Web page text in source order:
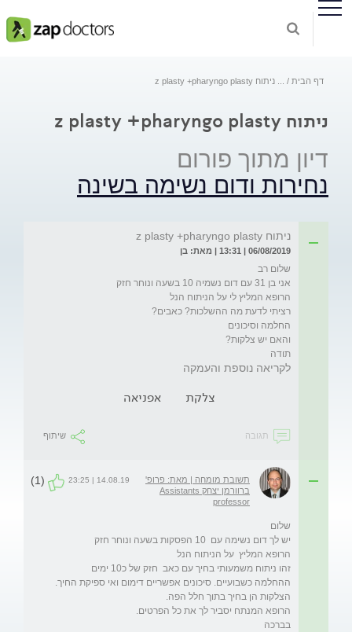
דף הבית ניתוח z plasty +pharyngo plasty
ניתוח z plasty +pharyngo plasty
דיון מתוך פורום
נחירות ודום נשימה בשינה
ניתוח z plasty +pharyngo plasty
06/08/2019 | 13:31 | מאת: בן
תודה
לקריאה נוספת והעמקה
צלקת אפניאה
תגובה שיתוף
תשובת מומחה | מאת: פרופ'
ברוורמן יצחק Assistants
professor
14.08.19 | 23:25
(1)
בברכה